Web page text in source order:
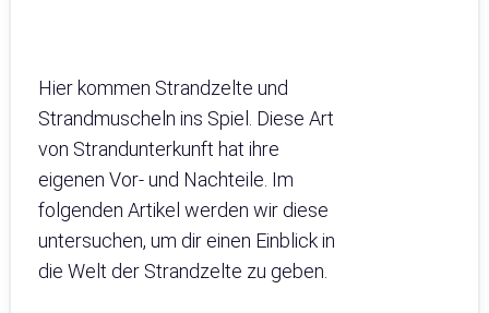
Hier kommen Strandzelte und
Strandmuscheln ins Spiel. Diese Art
von Strandunterkunft hat ihre
eigenen Vor- und Nachteile. Im
folgenden Artikel werden wir diese
untersuchen, um dir einen Einblick in
die Welt der Strandzelte zu geben.